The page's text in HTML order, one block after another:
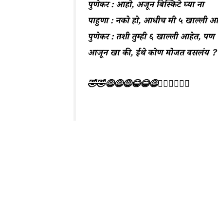
पुणेकर : आहो, अजून बिस्किटे घ्या ना
पाहुणा : नको हो, आधीच मी ५ खाल्ली
पुणेकर : तशी तुम्ही ६ खाल्ली आहेत, पण
आजून खा की, ईथे कोण मोजत बसलंय ?
🤣🤣😅😅😅😂😂😅🤦‍♀️🤦‍♀️🤦‍♀️